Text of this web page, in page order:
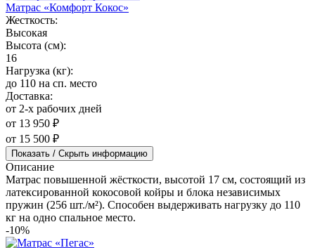
Матрас «Комфорт Кокос»
Жесткость:
Высокая
Высота (см):
16
Нагрузка (кг):
до 110 на сп. место
Доставка:
от 2-х рабочих дней
от 13 950 ₽
от 15 500 ₽
Показать / Скрыть информацию
Описание
Матрас повышенной жёсткости, высотой 17 см, состоящий из
латексированной кокосовой койры и блока независимых
пружин (256 шт./м²). Способен выдерживать нагрузку до 110
кг на одно спальное место.
-10%